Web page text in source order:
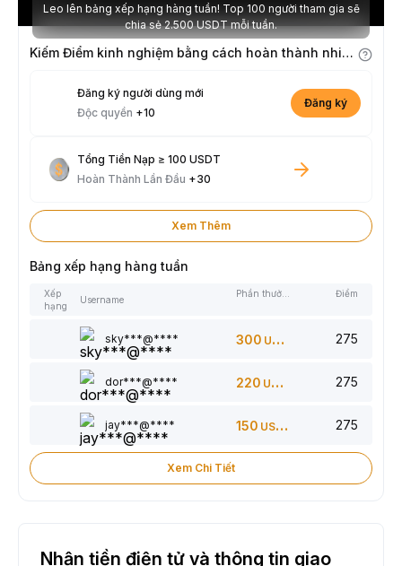
Leo lên bảng xếp hạng hàng tuần! Top 100 người tham gia sẽ
chia sẻ 2.500 USDT mỗi tuần.
Kiếm Điểm kinh nghiệm bằng cách hoàn thành nhiệm vụ
Đăng ký người dùng mới
Độc quyền +10
Đăng ký
Tổng Tiền Nạp ≥ 100 USDT
Hoàn Thành Lần Đầu +30
Xem Thêm
Bảng xếp hạng hàng tuần
Xếp
hạng
Username
Điểm
sky***@**** 300 USDT 275
dor***@**** 220 USDT 275
jay***@**** 150 USDT 275
Xem Chi Tiết
Nhận tiền điện tử và thông tin giao